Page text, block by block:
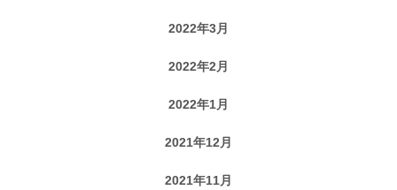
2022年3月
2022年2月
2022年1月
2021年12月
2021年11月